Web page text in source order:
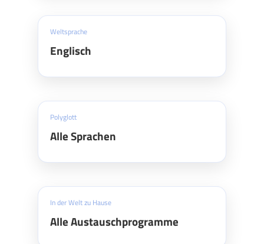
Weltsprache
Englisch
Polyglott
Alle Sprachen
In der Welt zu Hause
Alle Austauschprogramme